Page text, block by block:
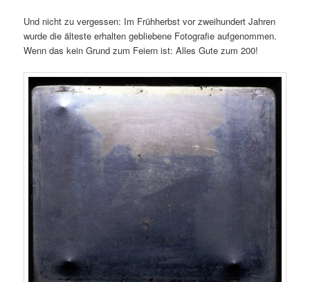
Und nicht zu vergessen: Im Frühherbst vor zweihundert Jahren
wurde die älteste erhalten gebliebene Fotografie aufgenommen.
Wenn das kein Grund zum Feiern ist: Alles Gute zum 200!